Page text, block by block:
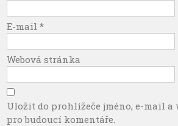
E-mail*
Webová stránka
Uložit do prohlížeče jméno, e-mail a
pro budoucí komentáře.